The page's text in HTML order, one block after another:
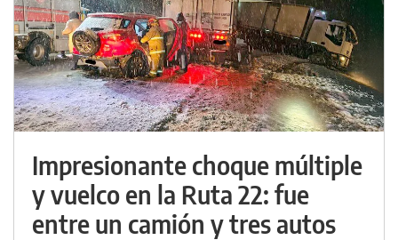
Impresionante choque múltiple
y vuelco en la Ruta 22: fue
entre un camión y tres autos